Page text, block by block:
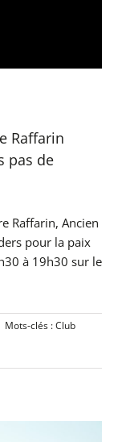
Raffarin
pas de
Raffarin, Ancien
pour la paix
à 19h30 sur le
Mots-clés :Club